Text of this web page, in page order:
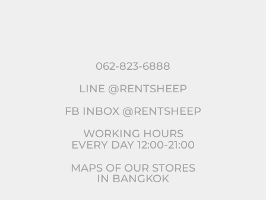
062-823-6888
LINE @RENTSHEEP
FB INBOX @RENTSHEEP
WORKING HOURS
EVERY DAY 12:00-21:00
MAPS OF OUR STORES
IN BANGKOK